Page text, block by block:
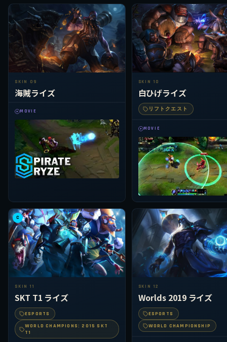
SKIN 09
海賊ライズ
MOVIE
SKIN 10
白ひげライズ
リフトクエスト
MOVIE
C
SKIN 11
SKT T1 ライズ
ESPORTS
WORLD CHAMPIONS: 2015 SKT
T1
SKIN 12
Worlds 2019 ライズ
ESPORTS
WORLD CHAMPIONSHIP